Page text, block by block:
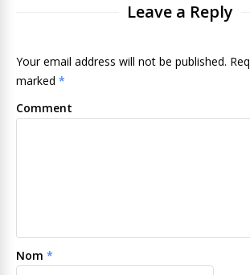
Leave a Reply
Your email address will not be published.
marked *
Comment
Nom *